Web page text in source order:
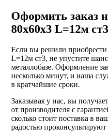
Оформить заказ
80х60х3 L=12м
Если вы решили
L=12м ст3, не упустите
металлобазе. Оформление
несколько минут, и наша
в кратчайшие сроки.
Заказывая у нас, вы
от производителя с
сколько стоит поставка в
радостью